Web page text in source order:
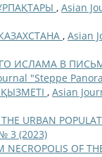
, Asian
, Asian
ИСЛАМА В
"Steppe
, Asian
THE URBAN
3 (2023)
NECROPOLIS OF